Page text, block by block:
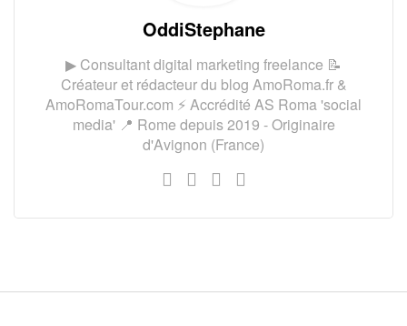
OddiStephane
▶ Consultant digital marketing freelance 📝
Créateur et rédacteur du blog AmoRoma.fr &
AmoRomaTour.com ⚡ Accrédité AS Roma 'social
media' 📍 Rome depuis 2019 - Originaire
d'Avignon (France)